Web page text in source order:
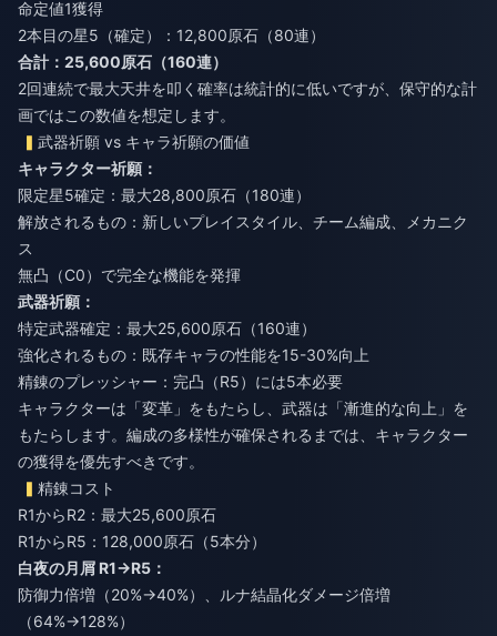
命定値1獲得
2本目の星5（確定）：12,800原石（80連）
合計：25,600原石（160連）
2回連続で最大天井を叩く確率は統計的に低いですが、保守的な計
画ではこの数値を想定します。
武器祈願 vs キャラ祈願の価値
キャラクター祈願：
限定星5確定：最大28,800原石（180連）
解放されるもの：新しいプレイスタイル、チーム編成、メカニク
ス
無凸（C0）で完全な機能を発揮
武器祈願：
特定武器確定：最大25,600原石（160連）
強化されるもの：既存キャラの性能を15-30%向上
精錬のプレッシャー：完凸（R5）には5本必要
キャラクターは「変革」をもたらし、武器は「漸進的な向上」を
もたらします。編成の多様性が確保されるまでは、キャラクター
の獲得を優先すべきです。
精錬コスト
R1からR2：最大25,600原石
R1からR5：128,000原石（5本分）
白夜の月屑 R1→R5：
防御力倍増（20%→40%）、ルナ結晶化ダメージ倍増
（64%→128%）